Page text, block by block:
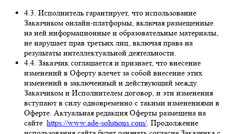
4.3. Исполнитель гарантирует, что использование
Заказчиком онлайн-платформы, включая размещенные
на ней информационные и образовательные материалы,
не нарушает прав третьих лиц, включая права на
результаты интеллектуальной деятельности.
4.4. Заказчик соглашается и признает, что внесение
изменений в Оферту влечет за собой внесение этих
изменений в заключенный и действующий между
Заказчиком и Исполнителем договор, и эти изменения
вступают в силу одновременно с такими изменениями в
Оферте. Актуальная редакция Оферты размещена на
сайте https://www.ade-solutions.com/. Продолжение